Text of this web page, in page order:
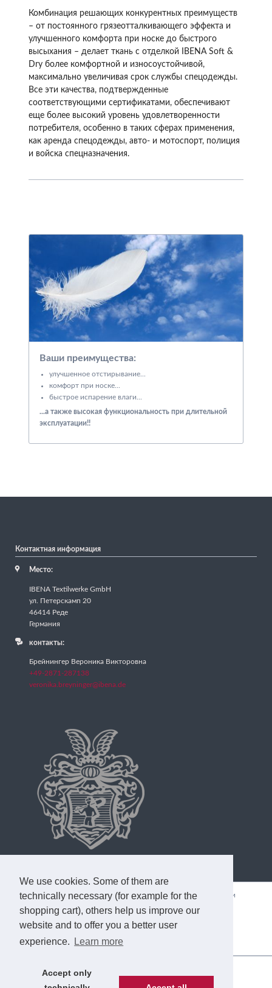
We use cookies. Some of them are
technically necessary (for example for the
shopping cart), others help us improve our
website and to offer you a better user
experience.
Learn more
Accept only
Комбинация решающих конкурентных преимуществ
– от постоянного грязеотталкивающего эффекта и
улучшенного комфорта при носке до быстрого
высыхания – делает ткань с отделкой IBENA Soft &
Dry более комфортной и износоустойчивой,
максимально увеличивая срок службы спецодежды.
Все эти качества, подтвержденные
соответствующими сертификатами, обеспечивают
еще более высокий уровень удовлетворенности
потребителя, особенно в таких сферах применения,
как аренда спецодежды, авто- и мотоспорт, полиция
и войска спецназначения.
Ваши преимущества:
улучшенное отстирывание...
комфорт при носке...
быстрое испарение влаги...
...а также высокая функциональность при длительной
эксплуатации!!
Контактная информация
Место:
IBENA Textilwerke GmbH
ул. Петерскамп 20
46414 Реде
Германия
контакты:
Брейнингер Вероника Викторовна
+49-2871-287138
veronika.breyninger@ibena.de
Пропустить
навигацию
Главная О компании Продукция На поверхности
Полезная информация Новости [EN] Контакты
© Copyright 2026. IBENA. All rights reserved.